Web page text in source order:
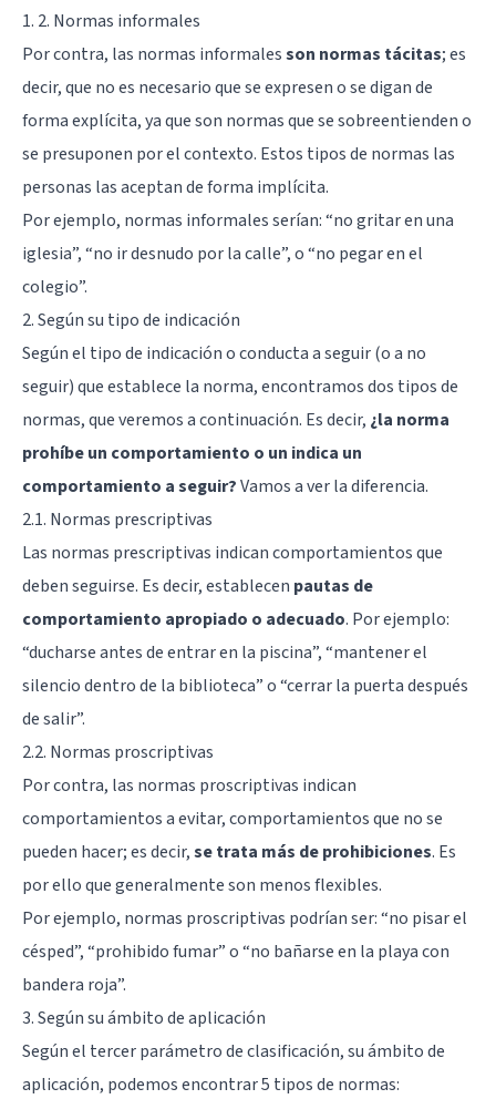
1. 2. Normas informales
Por contra, las normas informalesson normas tácitas; es
decir, que no es necesario que se expresen o se digan de
forma explícita, ya que son normas que se sobreentienden o
se presuponen por el contexto. Estos tipos de normas las
personas las aceptan de forma implícita.
Por ejemplo, normas informales serían: “no gritar en una
iglesia”, “no ir desnudo por la calle”, o “no pegar en el
colegio”.
2. Según su tipo de indicación
Según el tipo de indicación o conducta a seguir (o a no
seguir) que establece la norma, encontramos dos tipos de
normas, que veremos a continuación. Es decir, ¿la norma
prohíbe un comportamiento o un indica un
comportamiento a seguir?Vamos a ver la diferencia.
2.1. Normas prescriptivas
Las normas prescriptivas indican comportamientos que
deben seguirse. Es decir, establecen pautas de
comportamiento apropiado o adecuado. Por ejemplo:
“ducharse antes de entrar en la piscina”, “mantener el
silencio dentro de la biblioteca” o “cerrar la puerta después
de salir”.
2.2. Normas proscriptivas
Por contra, las normas proscriptivas indican
comportamientos a evitar, comportamientos que no se
pueden hacer; es decir,se trata más de prohibiciones. Es
por ello que generalmente son menos flexibles.
Por ejemplo, normas proscriptivas podrían ser: “no pisar el
césped”, “prohibido fumar” o “no bañarse en la playa con
bandera roja”.
3. Según su ámbito de aplicación
Según el tercer parámetro de clasificación, su ámbito de
aplicación, podemos encontrar 5 tipos de normas: